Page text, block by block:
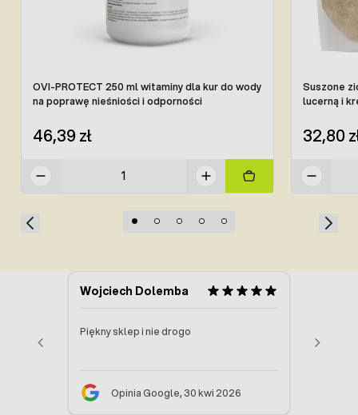
OVI-PROTECT 250 ml witaminy dla kur do wody
na poprawę nieśniości i odporności
46,39 zł
Suszone
lucerną i
32,80
Wojciech Dolemba
Piękny sklep i nie drogo
Opinia Google, 30 kwi 2026